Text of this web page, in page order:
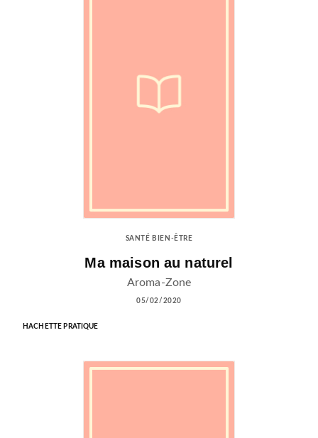
SANTÉ BIEN-ÊTRE
Ma maison au naturel
Aroma-Zone
05/02/2020
HACHETTE PRATIQUE